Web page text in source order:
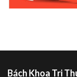
Bách Khoa Tri